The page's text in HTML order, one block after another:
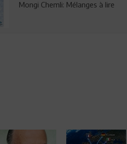
Mongi Chemli: Mélanges à lire